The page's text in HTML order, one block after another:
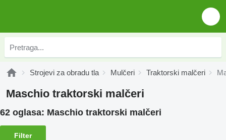
Strojevi za obradu tla Mulčeri Traktorski malčeri
Maschio traktorski malčeri
62 oglasa: Maschio traktorski malčeri
Filter